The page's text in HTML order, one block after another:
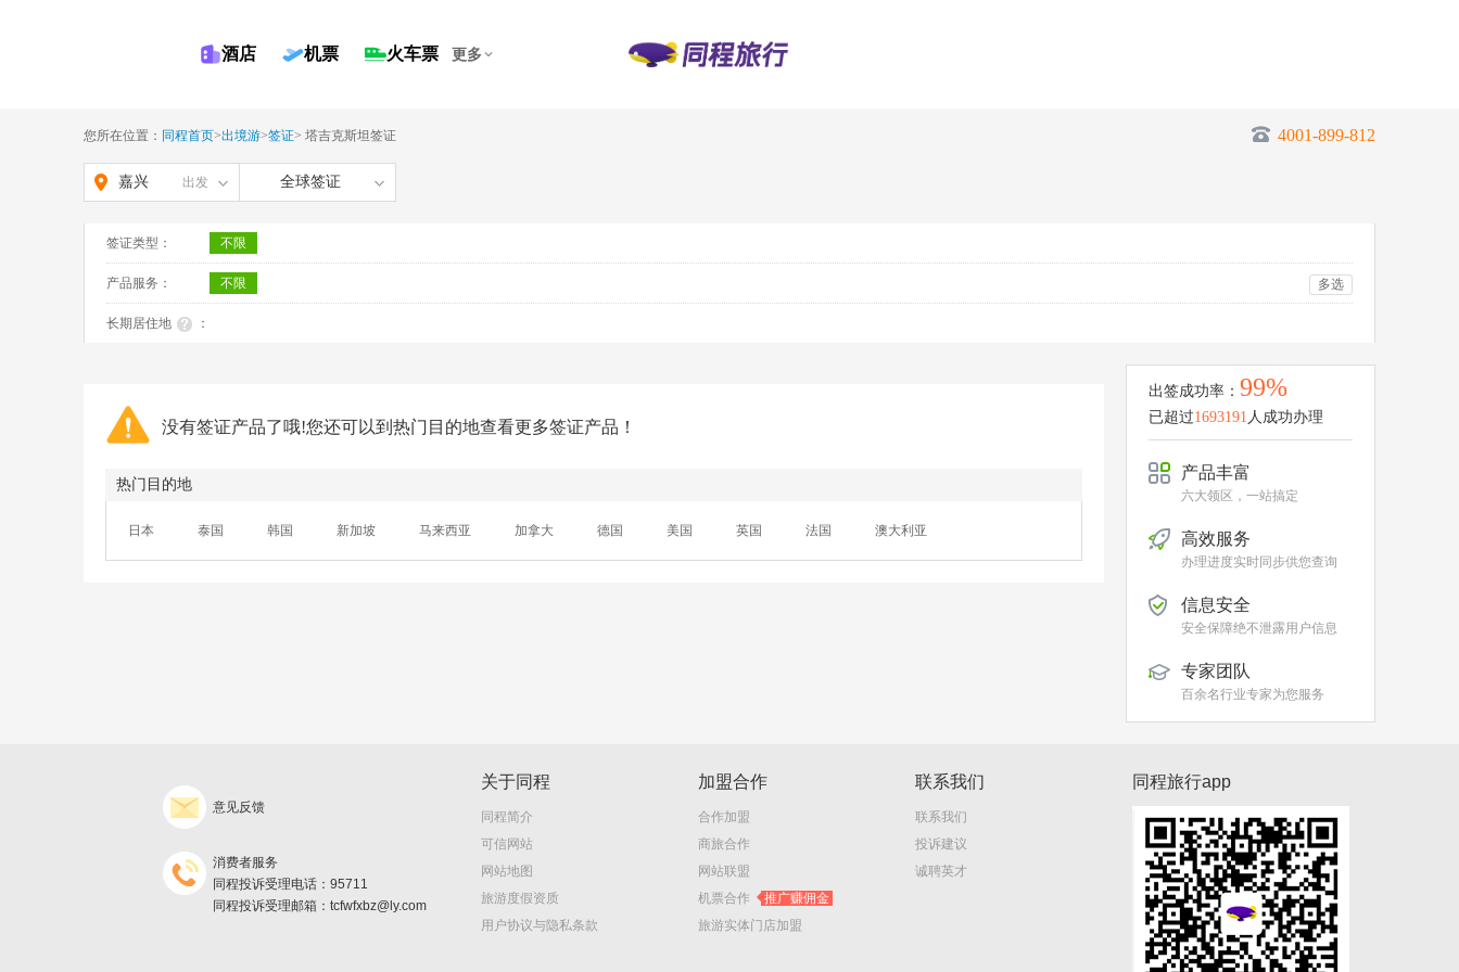
酒店 机票 火车票 更多
您所在位置： 同程首页>出境游>签证> 塔吉克斯坦签证 4001-899-812
嘉兴 出发 全球签证
签证类型： 不限
产品服务： 不限 多选
长期居住地 ：
没有签证产品了哦!您还可以到热门目的地查看更多签证产品！
热门目的地
日本 泰国 韩国 新加坡 马来西亚 加拿大 德国 美国 英国 法国 澳大利亚
出签成功率： 99%
已超过1693191 人成功办理
产品丰富
六大领区，一站搞定
高效服务
办理进度实时同步供您查询
信息安全
安全保障绝不泄露用户信息
专家团队
百余名行业专家为您服务
意见反馈
消费者服务
同程投诉受理电话：95711
同程投诉受理邮箱：tcfwfxbz@ly.com
关于同程
同程简介
可信网站
网站地图
旅游度假资质
用户协议与隐私条款
加盟合作
合作加盟
商旅合作
网站联盟
机票合作
推广赚佣金
旅游实体门店加盟
联系我们
联系我们
投诉建议
诚聘英才
同程旅行app